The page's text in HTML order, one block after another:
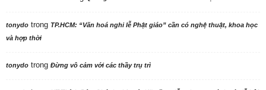
tonydo trong TP.HCM: “Văn hoá nghi lễ Phật giáo” cần có nghệ thuật, khoa học
và hợp thời
tonydo trong Đừng vô cảm với các thầy trụ trì